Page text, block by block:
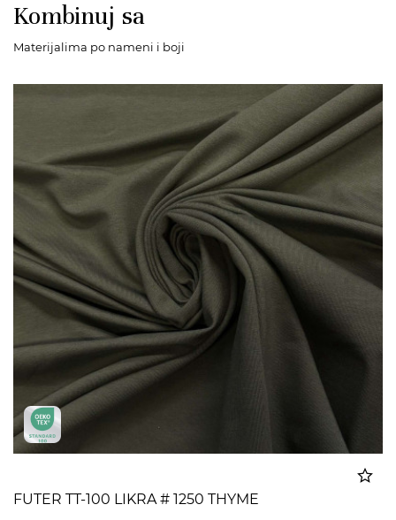
Kombinuj sa
Materijalima po nameni i boji
FUTER TT-100 LIKRA # 1250 THYME